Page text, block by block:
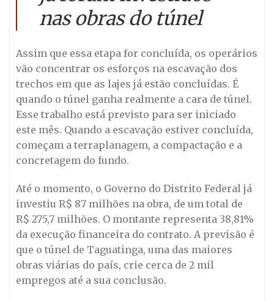
nas obras do túnel
Assim que essa etapa for concluída, os operários
vão concentrar os esforços na escavação dos
trechos em que as lajes já estão concluídas. É
quando o túnel ganha realmente a cara de túnel.
Esse trabalho está previsto para ser iniciado
este mês. Quando a escavação estiver concluída,
começam a terraplanagem, a compactação e a
concretagem do fundo.
Até o momento, o Governo do Distrito Federal já
investiu R$ 87 milhões na obra, de um total de
R$ 275,7 milhões. O montante representa 38,81%
da execução financeira do contrato. A previsão é
que o túnel de Taguatinga, uma das maiores
obras viárias do país, crie cerca de 2 mil
empregos até a sua conclusão.